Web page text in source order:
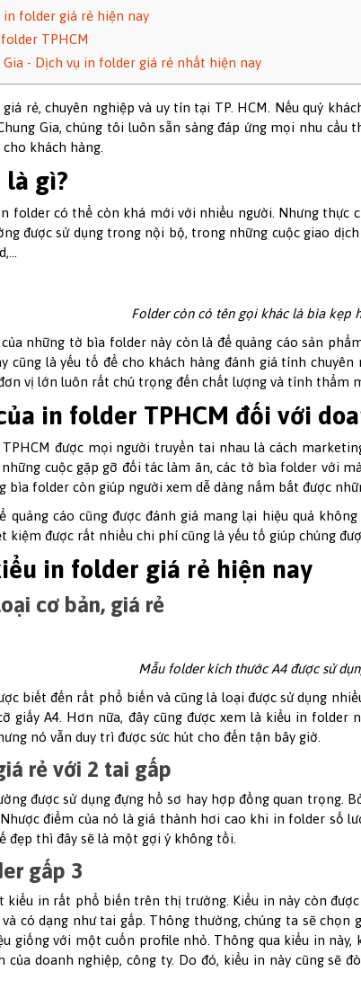
in folder giá rẻ hiện nay
TPHCM
Gia - Dịch vụ in folder giá rẻ nhất hiện nay
rẻ, chuyên nghiệp và uy tín tại TP. HCM. Nếu quý
Gia, chúng tôi luôn sẵn sàng đáp ứng mọi nhu cầu
khách hàng.
gì?
folder có thể còn khá mới với nhiều người. Nhưng thực
được sử dụng trong nội bộ, trong những cuộc giao
Folder còn có tên gọi khác là bìa kẹp
những tờ bìa folder này còn là để quảng cáo sản
cũng là yếu tố để cho khách hàng đánh giá tính chuyên
vị lớn luôn rất chú trọng đến chất lượng và tính thẩm
in folder TPHCM đối với
được mọi người truyền tai nhau là cách
cuộc gặp gỡ đối tác làm ăn, các tờ bìa folder với
bìa folder còn giúp người xem dễ dàng nắm bắt được
quảng cáo cũng được đánh giá mang lại hiệu quả
kiệm được rất nhiều chi phí cũng là yếu tố giúp chúng
in folder giá rẻ hiện nay
cơ bản, giá rẻ
Mẫu folder kích thước A4 được sử
biết đến rất phổ biến và cũng là loại được sử dụng
giấy A4. Hơn nữa, đây cũng được xem là kiểu in folder
nó vẫn duy trì được sức hút cho đến tận bây giờ.
rẻ với 2 tai gấp
được sử dụng đựng hồ sơ hay hợp đồng quan trọng.
điểm của nó là giá thành hơi cao khi in folder số
đẹp thì đây sẽ là một gợi ý không tồi.
gấp 3
kiểu in rất phổ biến trên thị trường. Kiểu in này còn
có dạng như tai gấp. Thông thường, chúng ta sẽ chọn
giống với một cuốn profile nhỏ. Thông qua kiểu in này,
của doanh nghiệp, công ty. Do đó, kiểu in này cũng sẽ